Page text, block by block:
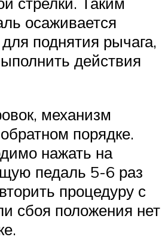
осаживается
поднятия рычага,
действия
механизм
порядке.
нажать на
педаль 5-6 раз
процедуру с
сбоя положения нет